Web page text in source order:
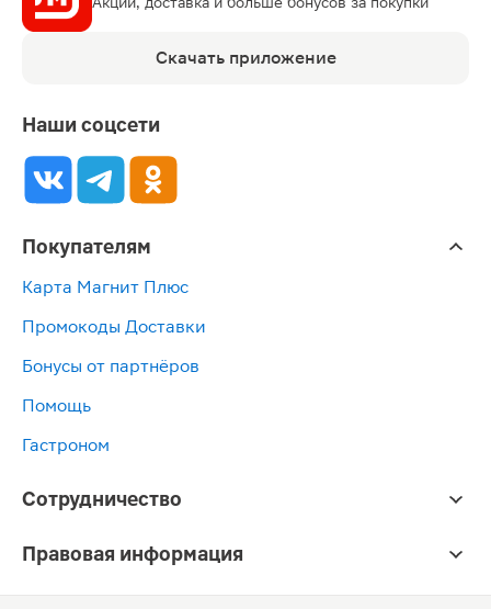
Скачать приложение
Наши соцсети
Покупателям
Карта Магнит Плюс
Промокоды Доставки
Бонусы от партнёров
Помощь
Гастроном
Сотрудничество
Правовая информация